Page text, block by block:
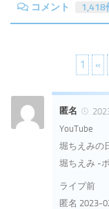
コメント 1,418
1 «
匿名
YouTube
堀ちえみの
堀ちえみ -
ライブ前
匿名 2023-